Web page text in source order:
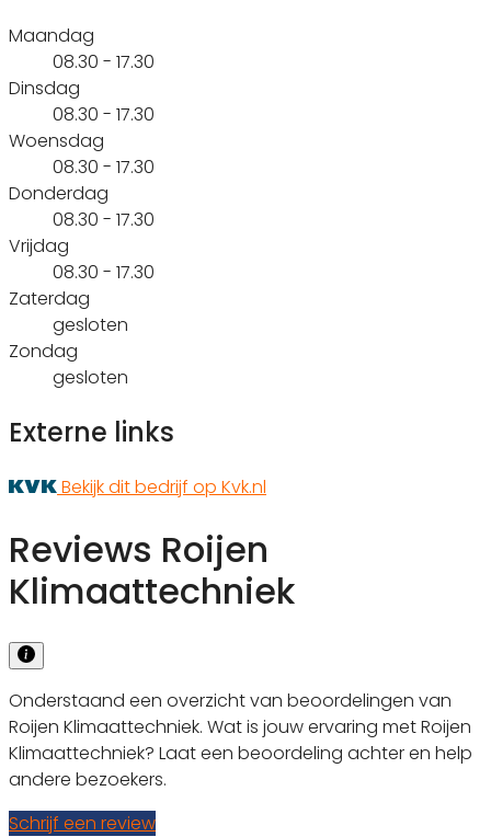
Maandag
08.30 - 17.30
Dinsdag
08.30 - 17.30
Woensdag
08.30 - 17.30
Donderdag
08.30 - 17.30
Vrijdag
08.30 - 17.30
Zaterdag
gesloten
Zondag
gesloten
Externe links
Bekijk dit bedrijf op Kvk.nl
Reviews Roijen
Klimaattechniek
Onderstaand een overzicht van beoordelingen van
Roijen Klimaattechniek. Wat is jouw ervaring met Roijen
Klimaattechniek? Laat een beoordeling achter en help
andere bezoekers.
Schrijf een review